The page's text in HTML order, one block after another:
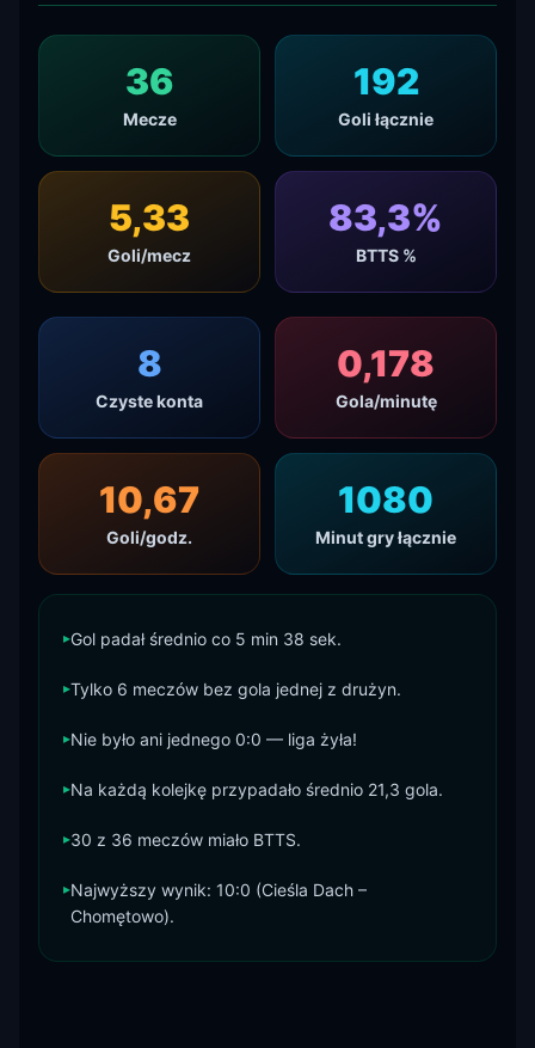
36
Mecze
192
Goli łącznie
5,33
Goli/mecz
83,3%
BTTS %
8
Czyste konta
0,178
Gola/minutę
10,67
Goli/godz.
1080
Minut gry łącznie
▸Gol padał średnio co 5 min 38 sek.
▸Tylko 6 meczów bez gola jednej z drużyn.
▸Nie było ani jednego 0:0 — liga żyła!
▸Na każdą kolejkę przypadało średnio 21,3 gola.
▸30 z 36 meczów miało BTTS.
▸Najwyższy wynik: 10:0 (Cieśla Dach –
Chomętowo).